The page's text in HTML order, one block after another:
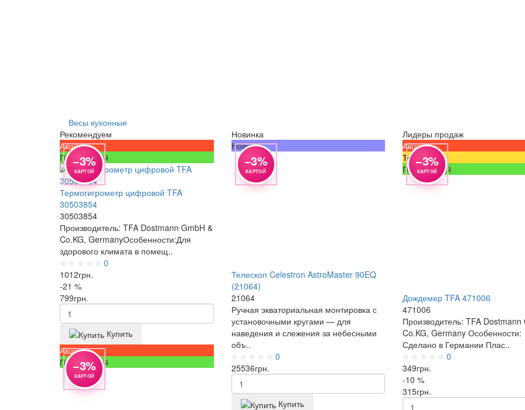
Весы кухонные
Рекомендуем
Акция
Популярный
−3%
КАРТОЙ
Термогигрометр цифровой TFA
30503854
30503854
Производитель: TFA Dostmann GmbH &
Co.KG, GermanyОсобенности:Для
здорового климата в помещ..
0
1012грн.
-21 %
799грн.
Купить
Просмотр
Акция
Популярный
−3%
КАРТОЙ
Просмотр
Просмотр
Новинка
Новинка
−3%
КАРТОЙ
Телескоп Celestron AstroMaster 90EQ
(21064)
21064
Ручная экваториальная монтировка с
установочными кругами — для
наведения и слежения за небесными
объ..
0
25536грн.
Купить
Просмотр
Просмотр
Просмотр
Лидеры продаж
Акция
Топ
Популярный
−3%
КАРТОЙ
Дождемер TFA 471006
471006
Производитель: TFA Dostmann
Co.KG, Germany Особенности:
Сделано в Германии Плас..
0
349грн.
-10 %
315грн.
Просмотр
Просмотр
Просмотр